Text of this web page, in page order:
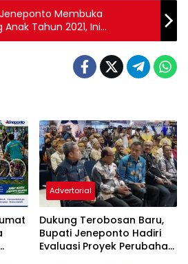
Membuka
Tahun 2021, Ini
Advertorial
Dukung Terobosan Baru,
Bupati Jeneponto Hadiri
Evaluasi Proyek Perubahan